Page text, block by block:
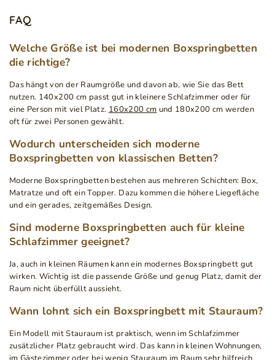
FAQ
Welche Größe ist bei modernen Boxspringbetten
die richtige?
Das hängt von der Raumgröße und davon ab, wie Sie das Bett
nutzen. 140x200 cm passt gut in kleinere Schlafzimmer oder für
eine Person mit viel Platz. 160x200 cm und 180x200 cm werden
oft für zwei Personen gewählt.
Wodurch unterscheiden sich moderne
Boxspringbetten von klassischen Betten?
Moderne Boxspringbetten bestehen aus mehreren Schichten: Box,
Matratze und oft ein Topper. Dazu kommen die höhere Liegefläche
und ein gerades, zeitgemäßes Design.
Sind moderne Boxspringbetten auch für kleine
Schlafzimmer geeignet?
Ja, auch in kleinen Räumen kann ein modernes Boxspringbett gut
wirken. Wichtig ist die passende Größe und genug Platz, damit der
Raum nicht überfüllt aussieht.
Wann lohnt sich ein Boxspringbett mit Stauraum?
Ein Modell mit Stauraum ist praktisch, wenn im Schlafzimmer
zusätzlicher Platz gebraucht wird. Das kann in kleinen Wohnungen,